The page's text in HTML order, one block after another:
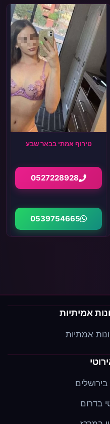
טירוף אמתי בבאר שבע
0527228928
0539754665
אמיתיות
אמתיות
בירושלים
בדרום